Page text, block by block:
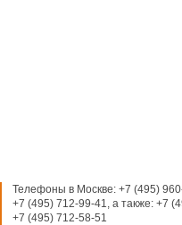
Телефоны в Москве: +7 (495)
+7 (495) 712-99-41, а также: +7
+7 (495) 712-58-51